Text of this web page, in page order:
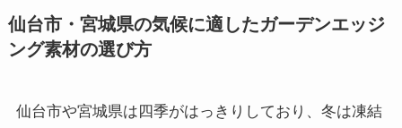
仙台市・宮城県の気候に適したガーデンエッジ
ング素材の選び方
仙台市や宮城県は四季がはっきりしており、冬は凍結